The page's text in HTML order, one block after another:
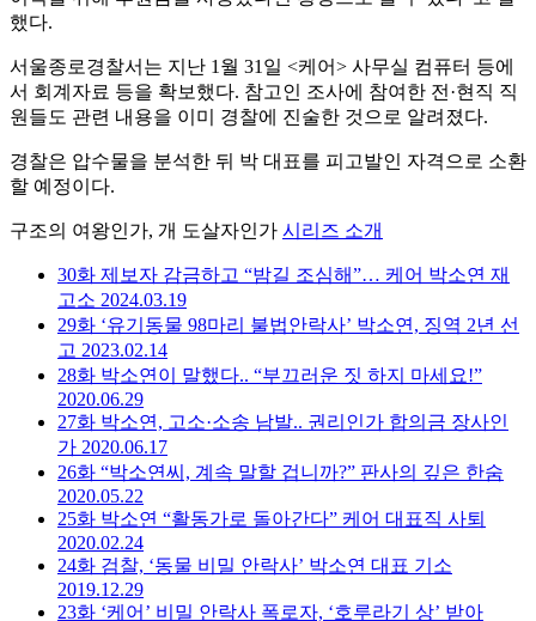
했다.
서울종로경찰서는 지난 1 월 31 일 <케어> 사무실 컴퓨터 등에
서 회계자료 등을 확보했다. 참고인 조사에 참여한 전 ·현직 직
원들도 관련 내용을 이미 경찰에 진술한 것으로 알려졌다.
경찰은 압수물을 분석한 뒤 박 대표를 피고발인 자격으로 소환
할 예정이다.
구조의 여왕인가, 개 도살자인가 시리즈 소개
30화 제보자 감금하고 “밤길 조심해”… 케어 박소연 재
고소 2024.03.19
29화 ‘유기동물 98마리 불법안락사’ 박소연, 징역 2년 선
고 2023.02.14
28화 박소연이 말했다.. “부끄러운 짓 하지 마세요!”
2020.06.29
27화 박소연, 고소·소송 남발.. 권리인가 합의금 장사인
가 2020.06.17
26화 “박소연씨, 계속 말할 겁니까?” 판사의 깊은 한숨
2020.05.22
25화 박소연 “활동가로 돌아간다” 케어 대표직 사퇴
2020.02.24
24화 검찰, ‘동물 비밀 안락사’ 박소연 대표 기소
2019.12.29
23화 ‘케어’ 비밀 안락사 폭로자, ‘호루라기 상’ 받아